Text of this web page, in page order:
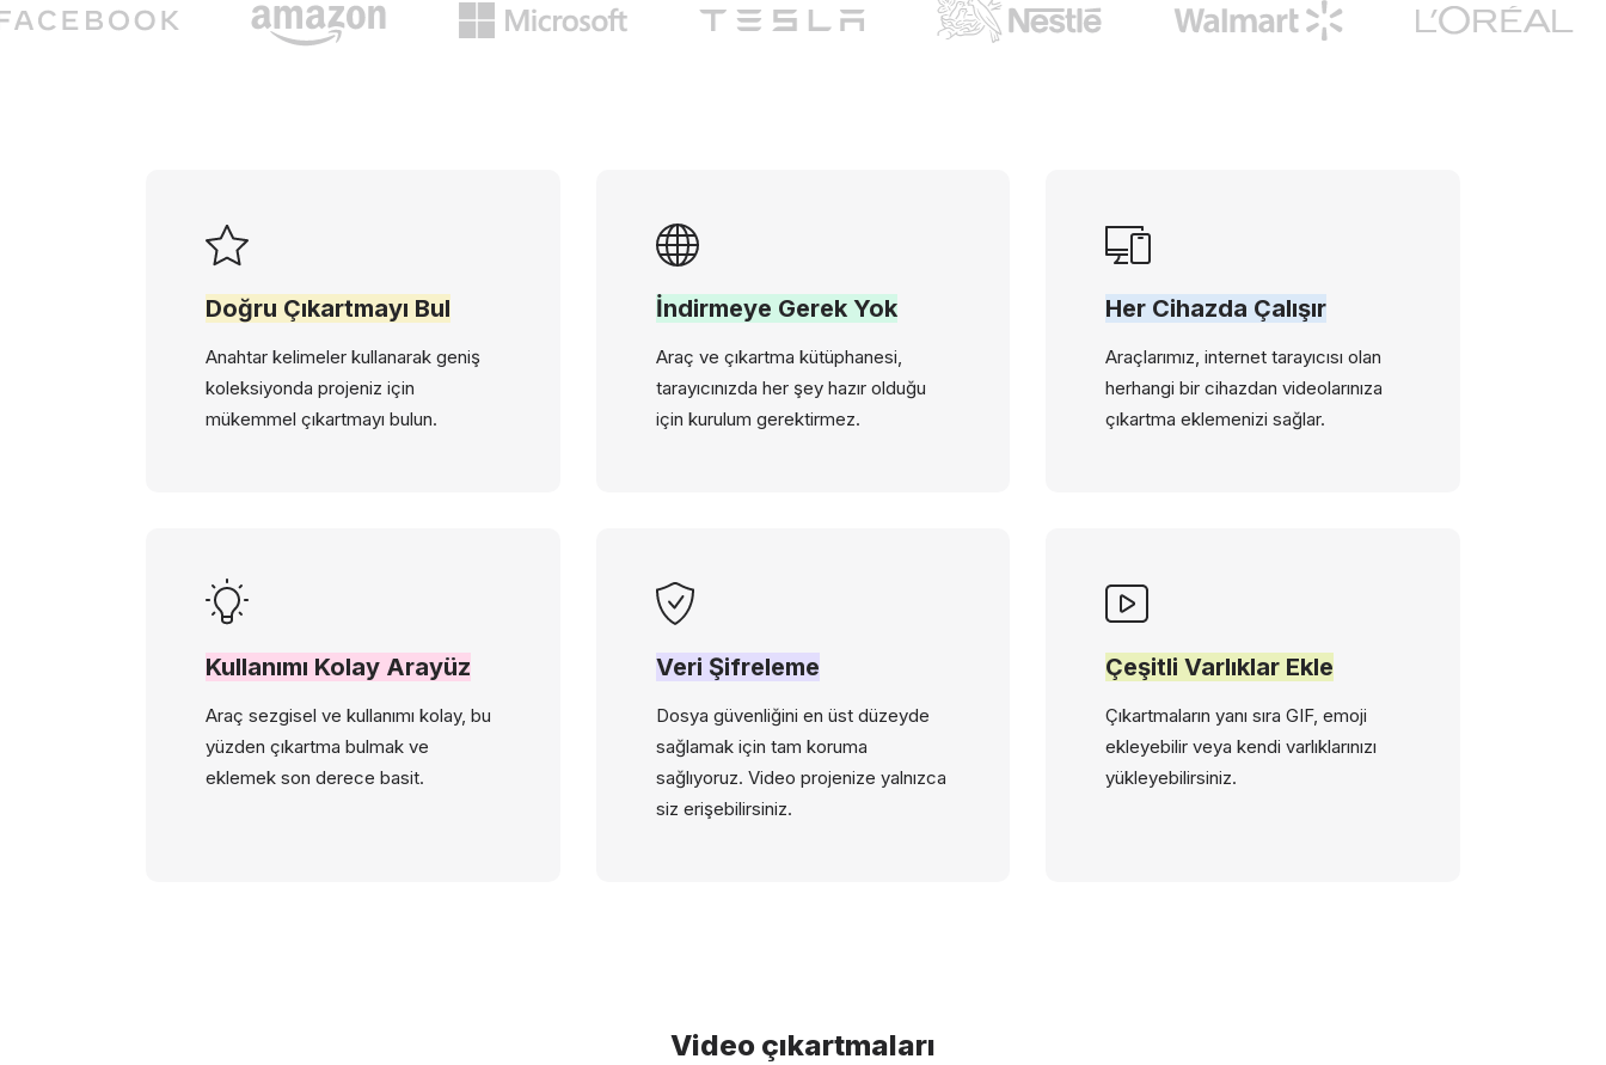
Doğru Çıkartmayı Bul
Anahtar kelimeler kullanarak geniş
koleksiyonda projeniz için
mükemmel çıkartmayı bulun.
İndirmeye Gerek Yok
Araç ve çıkartma kütüphanesi,
tarayıcınızda her şey hazır olduğu
için kurulum gerektirmez.
Her Cihazda Çalışır
Araçlarımız, internet tarayıcısı olan
herhangi bir cihazdan videolarınıza
çıkartma eklemenizi sağlar.
Kullanımı Kolay Arayüz
Araç sezgisel ve kullanımı kolay, bu
yüzden çıkartma bulmak ve
eklemek son derece basit.
Veri Şifreleme
Dosya güvenliğini en üst düzeyde
sağlamak için tam koruma
sağlıyoruz. Video projenize yalnızca
siz erişebilirsiniz.
Çeşitli Varlıklar Ekle
Çıkartmaların yanı sıra GIF, emoji
ekleyebilir veya kendi varlıklarınızı
yükleyebilirsiniz.
Video çıkartmaları